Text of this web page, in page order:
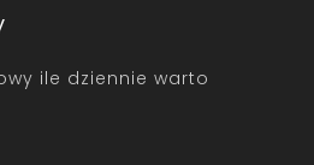
ile dziennie warto